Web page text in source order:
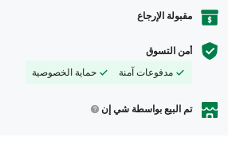
مقبولة الإرجاع
أمن التسوق
مدفوعات آمنة
حماية الخصوصية
تم البيع بواسطة شي إن